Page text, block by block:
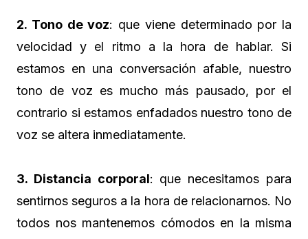
2. Tono de voz: que viene determinado por la
velocidad y el ritmo a la hora de hablar. Si
estamos en una conversación afable, nuestro
tono de voz es mucho más pausado, por el
contrario si estamos enfadados nuestro tono de
voz se altera inmediatamente.
3. Distancia corporal: que necesitamos para
sentirnos seguros a la hora de relacionarnos. No
todos nos mantenemos cómodos en la misma